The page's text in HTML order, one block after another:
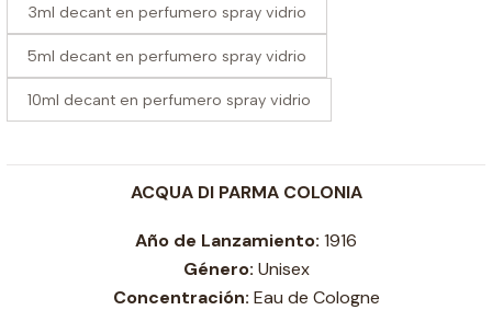
3ml decant en perfumero spray vidrio
5ml decant en perfumero spray vidrio
10ml decant en perfumero spray vidrio
ACQUA DI PARMA COLONIA
Año de Lanzamiento: 1916
Género: Unisex
Concentración: Eau de Cologne